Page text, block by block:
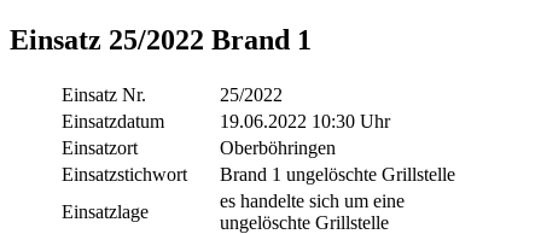
Einsatz 25/2022 Brand 1
Einsatz Nr.
25/2022
Einsatzdatum
19.06.2022 10:30 Uhr
Einsatzort
Oberböhringen
Einsatzstichwort
Brand 1 ungelöschte Grillstelle
Einsatzlage
es handelte sich um eine
ungelöschte Grillstelle